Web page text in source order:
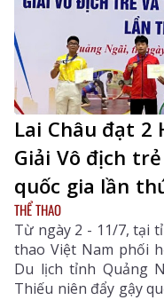
Lai Châu đạt 2
Giải Vô địch
quốc gia lần
THỂ THAO
Từ ngày 2 - 11/7, tại
thao Việt Nam phối
Du lịch tỉnh Quảng
Thiếu niên đẩy gậy